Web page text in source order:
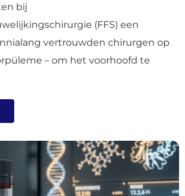
bij
(FFS) een
vertrouwden chirurgen op
– om het voorhoofd te